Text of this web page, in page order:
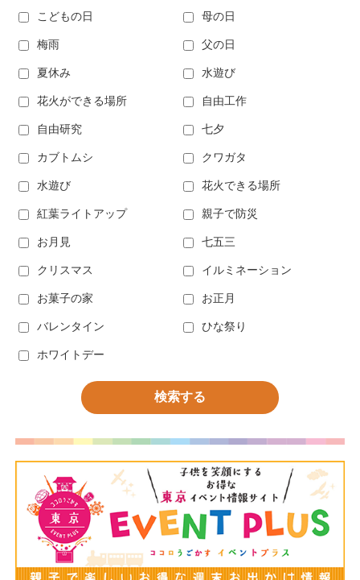
こどもの日 母の日
梅雨 父の日
夏休み 水遊び
花火ができる場所 自由工作
自由研究 七夕
カブトムシ クワガタ
水遊び 花火できる場所
紅葉ライトアップ 親子で防災
お月見 七五三
クリスマス イルミネーション
お菓子の家 お正月
バレンタイン ひな祭り
ホワイトデー